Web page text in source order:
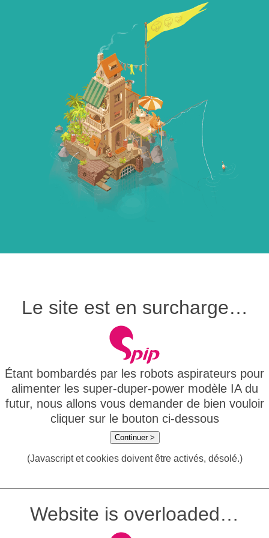
Le site est en surcharge…
Étant bombardés par les robots aspirateurs pour
alimenter les super-duper-power modèle IA du
futur, nous allons vous demander de bien vouloir
cliquer sur le bouton ci-dessous
Continuer >
(Javascript et cookies doivent être activés, désolé.)
Website is overloaded…